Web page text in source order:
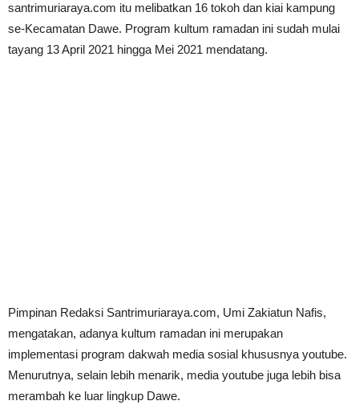
santrimuriaraya.com itu melibatkan 16 tokoh dan kiai kampung
se-Kecamatan Dawe. Program kultum ramadan ini sudah mulai
tayang 13 April 2021 hingga Mei 2021 mendatang.
Pimpinan Redaksi Santrimuriaraya.com, Umi Zakiatun Nafis,
mengatakan, adanya kultum ramadan ini merupakan
implementasi program dakwah media sosial khususnya youtube.
Menurutnya, selain lebih menarik, media youtube juga lebih bisa
merambah ke luar lingkup Dawe.